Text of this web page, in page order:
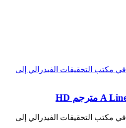
التحقيقات الفيدرالي إلى
التحقيقات الفيدرالي إلى